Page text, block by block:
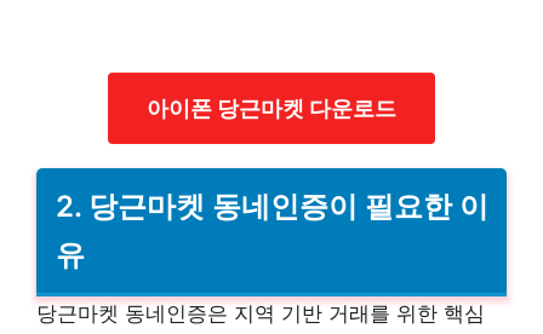
아이폰 당근마켓 다운로드
2. 당근마켓 동네인증이 필요한 이
유
당근마켓 동네인증은 지역 기반 거래를 위한 핵심